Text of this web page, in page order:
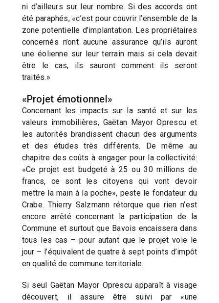
ni d’ailleurs sur leur nombre. Si des accords ont
été paraphés, «c’est pour couvrir l’ensemble de la
zone potentielle d’implantation. Les propriétaires
concernés n’ont aucune assurance qu’ils auront
une éolienne sur leur terrain mais si cela devait
être le cas, ils sauront comment ils seront
traités.»
«Projet émotionnel»
Concernant les impacts sur la santé et sur les
valeurs immobilières, Gaëtan Mayor Oprescu et
les autorités brandissent chacun des arguments
et des études très différents. De même au
chapitre des coûts à engager pour la collectivité:
«Ce projet est budgeté à 25 ou 30 millions de
francs, ce sont les citoyens qui vont devoir
mettre la main à la poche», peste le fondateur du
Crabe. Thierry Salzmann rétorque que rien n’est
encore arrêté concernant la participation de la
Commune et surtout que Bavois encaissera dans
tous les cas – pour autant que le projet voie le
jour – l’équivalent de quatre à sept points d’impôt
en qualité de commune territoriale.
Si seul Gaëtan Mayor Oprescu apparaît à visage
découvert, il assure être suivi par «une